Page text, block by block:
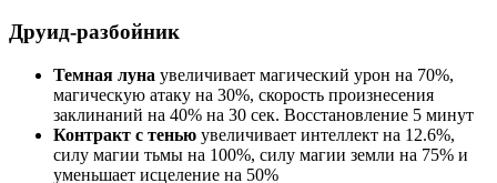
Друид-разбойник
Темная луна увеличивает магический урон на 70%,
магическую атаку на 30%, скорость произнесения
заклинаний на 40% на 30 сек. Восстановление 5 минут
Контракт с тенью увеличивает интеллект на 12.6%,
силу магии тьмы на 100%, силу магии земли на 75% и
уменьшает исцеление на 50%